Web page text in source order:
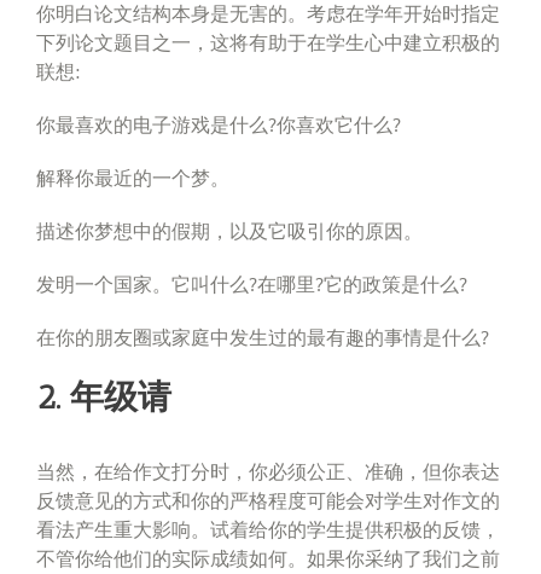
你明白论文结构本身是无害的。考虑在学年开始时指定
下列论文题目之一，这将有助于在学生心中建立积极的
联想:
你最喜欢的电子游戏是什么?你喜欢它什么?
解释你最近的一个梦。
描述你梦想中的假期，以及它吸引你的原因。
发明一个国家。它叫什么?在哪里?它的政策是什么?
在你的朋友圈或家庭中发生过的最有趣的事情是什么?
2. 年级请
当然，在给作文打分时，你必须公正、准确，但你表达
反馈意见的方式和你的严格程度可能会对学生对作文的
看法产生重大影响。试着给你的学生提供积极的反馈，
不管你给他们的实际成绩如何。如果你采纳了我们之前